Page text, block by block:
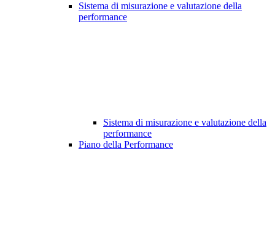
Sistema di misurazione e valutazione della
performance
Sistema di misurazione e valutazione della
performance
Piano della Performance